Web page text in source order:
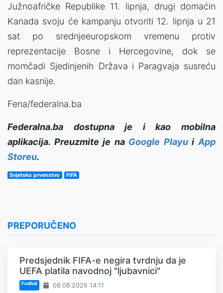
Južnoafričke Republike 11. lipnja, drugi domaćin
Kanada svoju će kampanju otvoriti 12. lipnja u 21
sat po srednjeeuropskom vremenu protiv
reprezentacije Bosne i Hercegovine, dok se
momčadi Sjedinjenih Država i Paragvaja susreću
dan kasnije.
Fena/federalna.ba
Federalna.ba dostupna je i kao mobilna
aplikacija. Preuzmite je na Google PlayuiApp
Storeu.
Svjetsko prvenstvo FIFA
PREPORUČENO
Predsjednik FIFA-e negira tvrdnju da je
UEFA platila navodnoj "ljubavnici"
Fudbal 08.08.2026 14:11